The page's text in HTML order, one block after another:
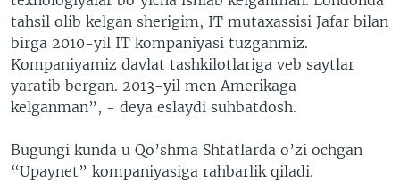
tahsil olib kelgan sherigim, IT mutaxassisi Jafar bilan
birga 2010-yil IT kompaniyasi tuzganmiz.
Kompaniyamiz davlat tashkilotlariga veb saytlar
yaratib bergan. 2013-yil men Amerikaga
kelganman”, - deya eslaydi suhbatdosh.
Bugungi kunda u Qo’shma Shtatlarda o’zi ochgan
“Upaynet” kompaniyasiga rahbarlik qiladi.